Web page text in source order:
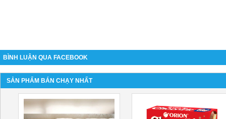
BÌNH LUẬN QUA FACEBOOK
SẢN PHẨM BÁN CHẠY NHẤT